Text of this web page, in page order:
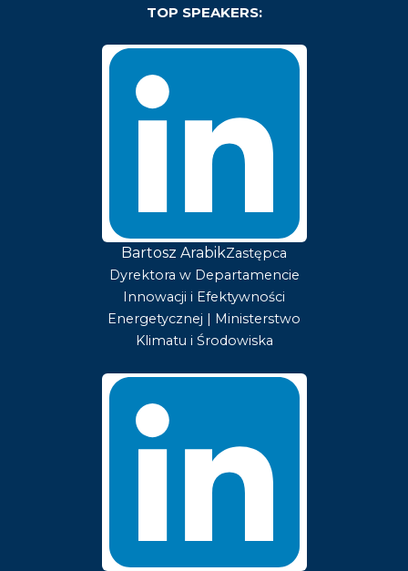
TOP SPEAKERS:
Bartosz ArabikZastępca
Dyrektora w Departamencie
Innowacji i Efektywności
Energetycznej | Ministerstwo
Klimatu i Środowiska